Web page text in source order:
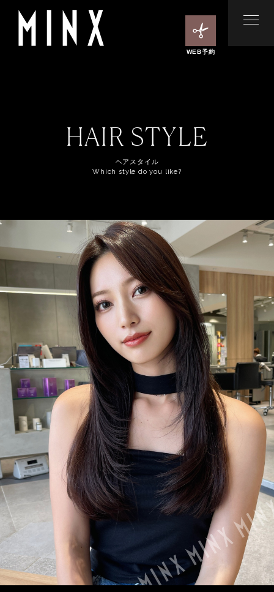
WEB予約
HAIR STYLE
ヘアスタイル
Which style do you like?